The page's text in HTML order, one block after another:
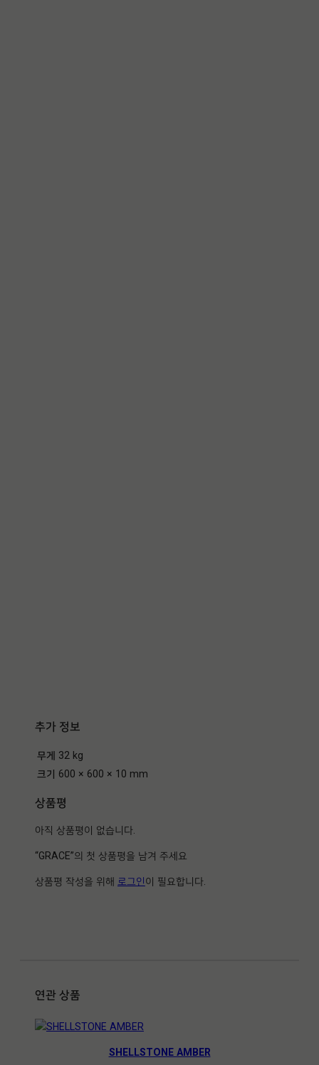
추가 정보
무게
32 kg
크기
600 × 600 × 10 mm
상품평
아직 상품평이 없습니다.
“GRACE”의 첫 상품평을 남겨 주세요
상품평 작성을 위해 로그인이 필요합니다.
연관 상품
SHELLSTONE AMBER